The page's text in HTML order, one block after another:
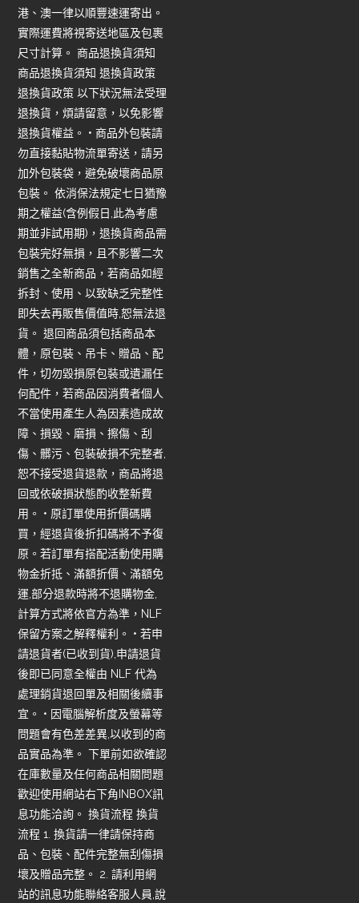
港、澳一律以順豐速運寄出。
實際運費將視寄送地區及包裹
尺寸計算。 商品退換貨須知
商品退換貨須知 退換貨政策
退換貨政策 以下狀況無法受理
退換貨，煩請留意，以免影響
退換貨權益。 • 商品外包裝請
勿直接黏貼物流單寄送，請另
加外包裝袋，避免破壞商品原
包裝。 依消保法規定七日猶豫
期之權益(含例假日,此為考慮
期並非試用期)，退換貨商品需
包裝完好無損，且不影響二次
銷售之全新商品，若商品如經
拆封、使用、以致缺乏完整性
即失去再販售價值時,恕無法退
貨。 退回商品須包括商品本
體，原包裝、吊卡、贈品、配
件，切勿毀損原包裝或遺漏任
何配件，若商品因消費者個人
不當使用產生人為因素造成故
障、損毀、磨損、擦傷、刮
傷、髒污、包裝破損不完整者,
恕不接受退貨退款，商品將退
回或依破損狀態酌收整新費
用。 • 原訂單使用折價碼購
買，經退貨後折扣碼將不予復
原。若訂單有搭配活動使用購
物金折抵、滿額折價、滿額免
運,部分退款時將不退購物金,
計算方式將依官方為準，NLF
保留方案之解釋權利。 • 若申
請退貨者(已收到貨),申請退貨
後即已同意全權由 NLF 代為
處理銷貨退回單及相關後續事
宜。 • 因電腦解析度及螢幕等
問題會有色差差異,以收到的商
品實品為準。 下單前如欲確認
在庫數量及任何商品相關問題
歡迎使用網站右下角INBOX訊
息功能洽詢。 換貨流程 換貨
流程 1. 換貨請一律請保持商
品、包裝、配件完整無刮傷損
壞及贈品完整。 2. 請利用網
站的訊息功能聯絡客服人員,說